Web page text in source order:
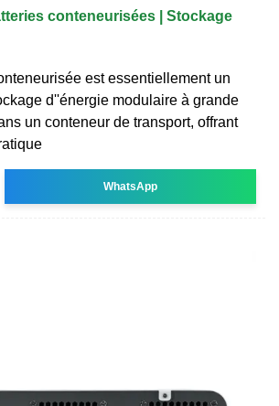
conteneurisées | Stockage
est essentiellement un
d''énergie modulaire à grande
un conteneur de transport, offrant
WhatsApp